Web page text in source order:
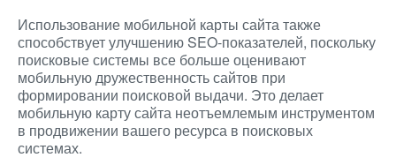
Использование мобильной карты сайта также
способствует улучшению SEO-показателей, поскольку
поисковые системы все больше оценивают
мобильную дружественность сайтов при
формировании поисковой выдачи. Это делает
мобильную карту сайта неотъемлемым инструментом
в продвижении вашего ресурса в поисковых
системах.